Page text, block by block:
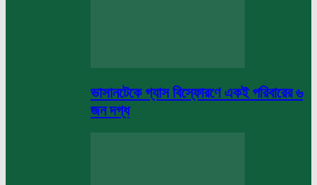
ভাসানটেকে গ্যাস বিস্ফোরণে একই পরিবারের ৬
জন দগ্ধ